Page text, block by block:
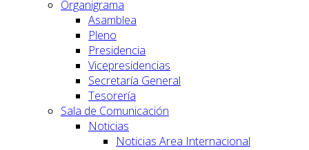
Organigrama
Asamblea
Pleno
Presidencia
Vicepresidencias
Secretaría General
Tesorería
Sala de Comunicación
Noticias
Noticias Area Internacional